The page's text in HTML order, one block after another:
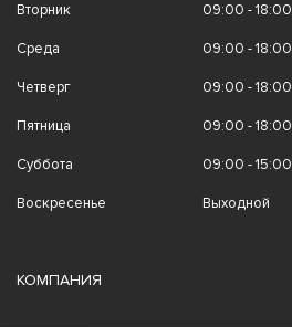
Вторник 09:00 - 18:00
Среда 09:00 - 18:00
Четверг 09:00 - 18:00
Пятница 09:00 - 18:00
Суббота 09:00 - 15:00
Воскресенье Выходной
КОМПАНИЯ